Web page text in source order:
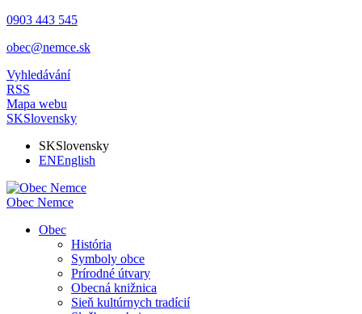
0903 443 545
obec@nemce.sk
Vyhledávání
RSS
Mapa webu
SKSlovensky
SKSlovensky
ENEnglish
Obec Nemce
Obec
História
Symboly obce
Prírodné útvary
Obecná knižnica
Sieň kultúrnych tradícií